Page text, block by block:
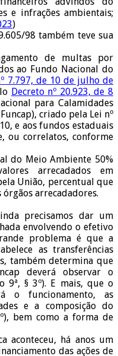
e infrações ambientais;
)
98 também teve sua
de multas por
ao Fundo Nacional do
7.797, de 10 de julho de
Decreto nº 20.923, de 8
para Calamidades
criado pela Lei nº
e aos fundos estaduais
ou correlatos, conforme
do Meio Ambiente 50%
arrecadados em
União, percentual que
arrecadadores.
precisamos dar um
envolvendo o efetivo
problema é que a
as transferências
também determina que
deverá observar o
9ª, § 3º). E mais, que o
o funcionamento, as
e a composição do
bem como a forma de
aconteceu, há anos um
das ações de